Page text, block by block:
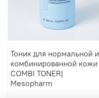
Тоник для нормальной и
комбинированной кожи
COMBI TONER|
Mesopharm